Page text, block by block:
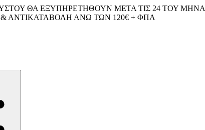
ΘΑ ΕΞΥΠΗΡΕΤΗΘΟΥΝ ΜΕΤΑ ΤΙΣ 24 ΤΟΥ ΜΗΝΑ
ΑΝΤΙΚΑΤΑΒΟΛΗ ΑΝΩ ΤΩΝ 120€ + ΦΠΑ